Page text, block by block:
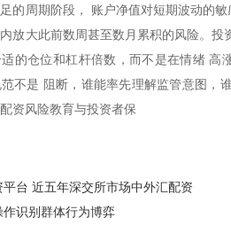
的周期阶段， 账户净值对短期波动的
放大此前数周甚至数月累积的风险。
的仓位和杠杆倍数，而不是在情绪 高
不是 阻断，谁能率先理解监管意图，
资风险教育与投资者保
台 近五年深交所市场中外汇配资
识别群体行为博弈